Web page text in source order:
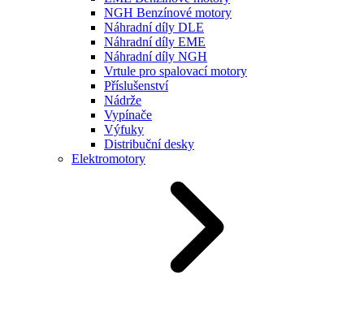
NGH Benzínové motory
Náhradní díly DLE
Náhradní díly EME
Náhradní díly NGH
Vrtule pro spalovací motory
Příslušenství
Nádrže
Vypínače
Výfuky
Distribuční desky
Elektromotory